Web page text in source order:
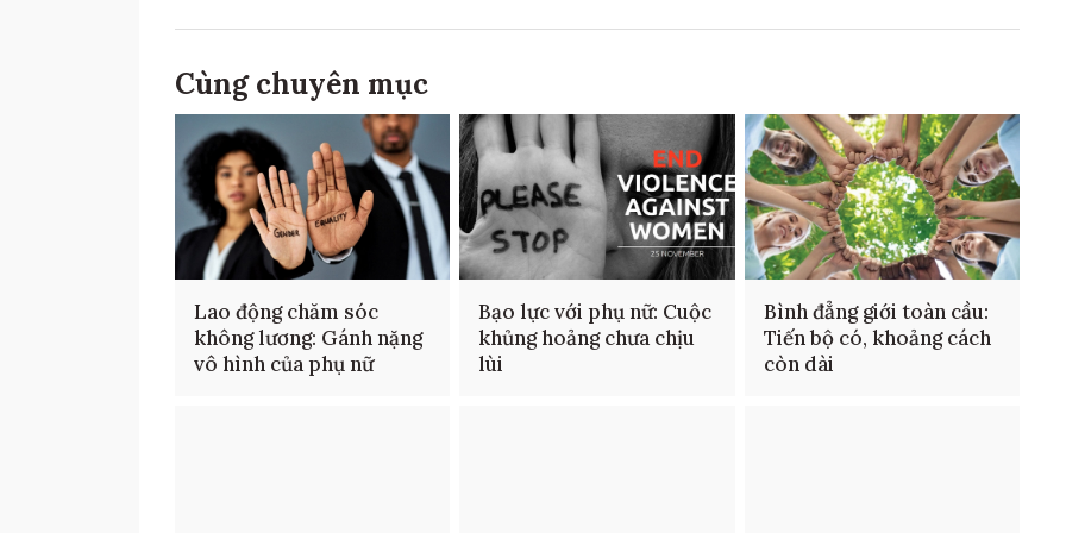
Cùng chuyên mục
Lao động chăm sóc
không lương: Gánh nặng
vô hình của phụ nữ
Bạo lực với phụ nữ: Cuộc
khủng hoảng chưa chịu
lùi
Bình đẳng giới toàn cầu:
Tiến bộ có, khoảng cách
còn dài